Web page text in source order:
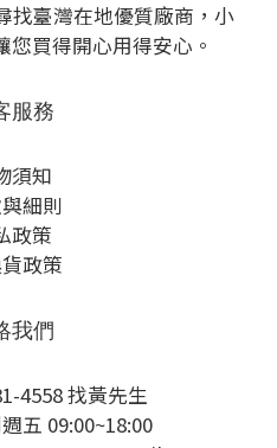
找臺灣在地優質廠商，小
買得開心用得安心。
服務
須知
細則
政策
政策
我們
4558 找黃先生
五 09:00~18:00